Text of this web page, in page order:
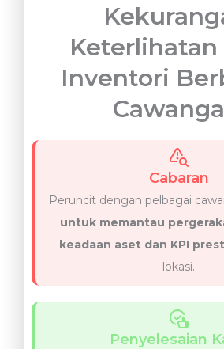
Keterlihatan
Inventori
Cabaran
Peruncit dengan pelbagai
untuk memantau
keadaan aset dan KPI
lokasi.
Penyelesaian